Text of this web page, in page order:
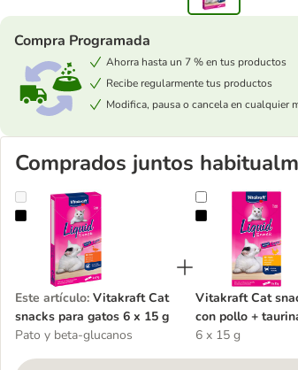
Compra Programada
Ahorra hasta un 7 % en tus productos
Recibe regularmente tus productos
Modifica, pausa o cancela en cualquier
Comprados juntos
Vitakraft Cat snacks para gatos 6 x 15 g
Este artículo: Vitakraft Cat
snacks para gatos 6 x 15 g
Pato y beta-glucanos
Vitakraft Cat
Vitakraft Cat
con pollo +
6 x 15 g